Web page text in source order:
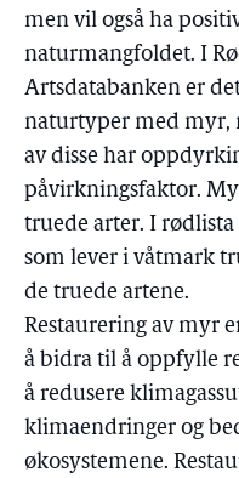
men vil også ha
naturmangfoldet. I
Artsdatabanken er
naturtyper med myr,
av disse har
påvirkningsfaktor.
truede arter. I
som lever i våtmark
de truede artene.
Restaurering av myr
å bidra til å oppfylle
å redusere
klimaendringer og
økosystemene.